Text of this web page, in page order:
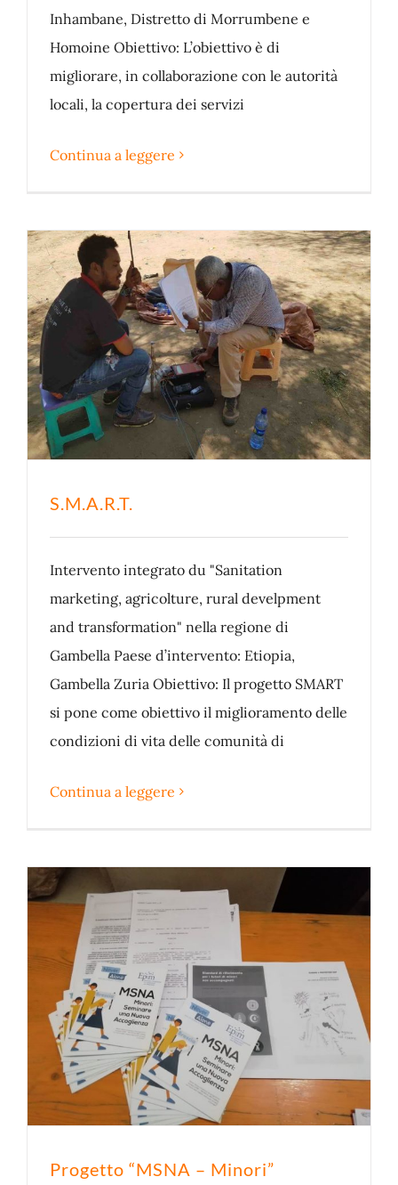
Inhambane, Distretto di Morrumbene e
Homoine Obiettivo: L’obiettivo è di
migliorare, in collaborazione con le autorità
locali, la copertura dei servizi
Continua a leggere
S.M.A.R.T.
Intervento integrato du "Sanitation
marketing, agricolture, rural develpment
and transformation" nella regione di
Gambella Paese d’intervento: Etiopia,
Gambella Zuria Obiettivo: Il progetto SMART
si pone come obiettivo il miglioramento delle
condizioni di vita delle comunità di
Continua a leggere
Progetto “MSNA – Minori”